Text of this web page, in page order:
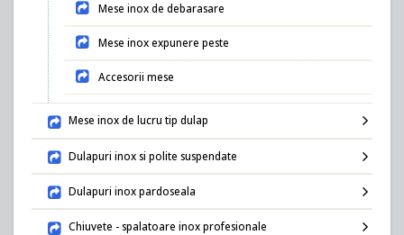
Mese inox de debarasare
Mese inox expunere peste
Accesorii mese
Mese inox de lucru tip dulap
Dulapuri inox si polite suspendate
Dulapuri inox pardoseala
Chiuvete - spalatoare inox profesionale